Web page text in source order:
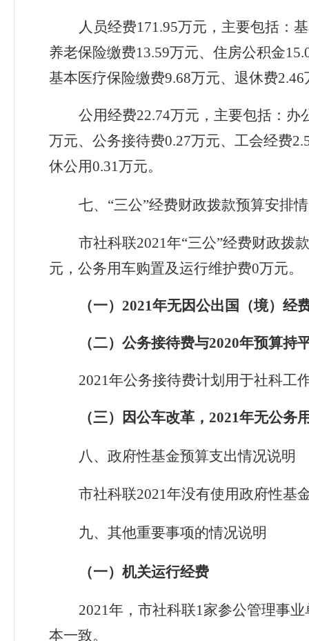
人员经费171.95万元，主要包括：
养老保险缴费13.59万元、住房公积金15.
基本医疗保险缴费9.68万元、退休费2.46
公用经费22.74万元，主要包括：办
万元、公务接待费0.27万元、工会经费2.
休公用0.31万元。
七、“三公”经费财政拨款预算安排
市社科联2021年“三公”经费财政拨
元，公务用车购置及运行维护费0万元。
（一）2021年无因公出国（境）经
（二）公务接待费与2020年预算持
2021年公务接待费计划用于社科工
（三）因公车改革，2021年无公务
八、政府性基金预算支出情况说明
市社科联2021年没有使用政府性基
九、其他重要事项的情况说明
（一）机关运行经费
2021年，市社科联1家参公管理事
本一致。